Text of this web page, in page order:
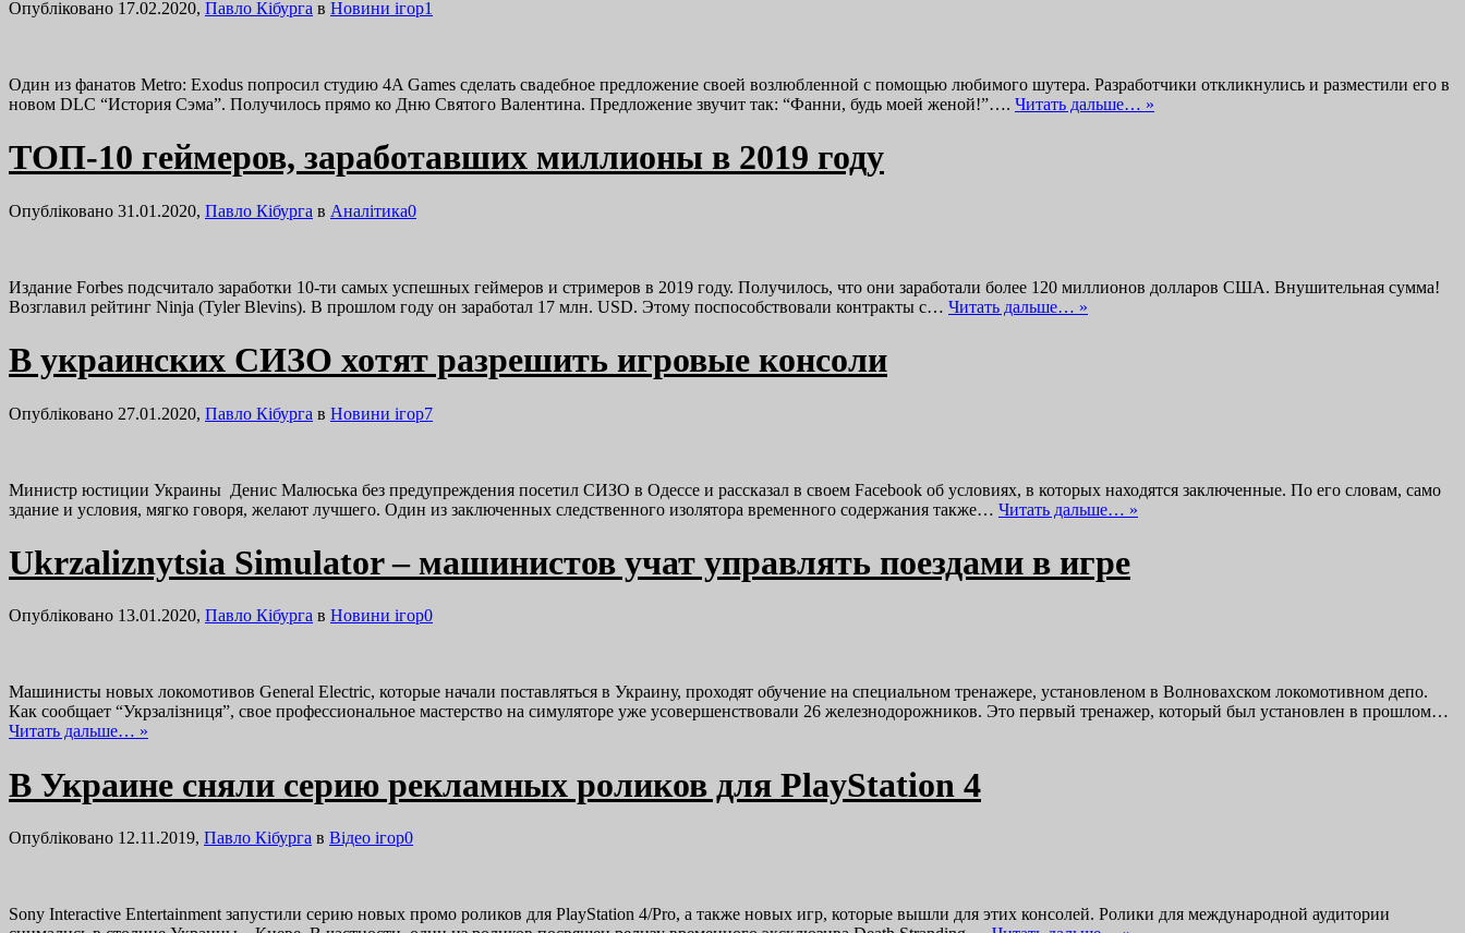
Опубліковано 17.02.2020, Павло Кібурга в Новини ігор1
Один из фанатов Metro: Exodus попросил студию 4A Games сделать свадебное предложение своей возлюбленной с помощью любимого шутера. Разработчики откликнулись и разместили его в
новом DLC “История Сэма”. Получилось прямо ко Дню Святого Валентина. Предложение звучит так: “Фанни, будь моей женой!”…. Читать дальше… »
ТОП-10 геймеров, заработавших миллионы в 2019 году
Опубліковано 31.01.2020, Павло Кібурга в Аналітика0
Издание Forbes подсчитало заработки 10-ти самых успешных геймеров и стримеров в 2019 году. Получилось, что они заработали более 120 миллионов долларов США. Внушительная сумма!
Возглавил рейтинг Ninja (Tyler Blevins). В прошлом году он заработал 17 млн. USD. Этому поспособствовали контракты с… Читать дальше… »
В украинских СИЗО хотят разрешить игровые консоли
Опубліковано 27.01.2020, Павло Кібурга в Новини ігор7
Министр юстиции Украины Денис Малюська без предупреждения посетил СИЗО в Одессе и рассказал в своем Facebook об условиях, в которых находятся заключенные. По его словам, само
здание и условия, мягко говоря, желают лучшего. Один из заключенных следственного изолятора временного содержания также… Читать дальше… »
Ukrzaliznytsia Simulator – машинистов учат управлять поездами в игре
Опубліковано 13.01.2020, Павло Кібурга в Новини ігор0
Машинисты новых локомотивов General Electric, которые начали поставляться в Украину, проходят обучение на специальном тренажере, установленом в Волновахском локомотивном депо.
Как сообщает “Укрзалізниця”, свое профессиональное мастерство на симуляторе уже усовершенствовали 26 железнодорожников. Это первый тренажер, который был установлен в прошлом…
Читать дальше… »
В Украине сняли серию рекламных роликов для PlayStation 4
Опубліковано 12.11.2019, Павло Кібурга в Відео ігор0
Sony Interactive Entertainment запустили серию новых промо роликов для PlayStation 4/Pro, а также новых игр, которые вышли для этих консолей. Ролики для международной аудитории